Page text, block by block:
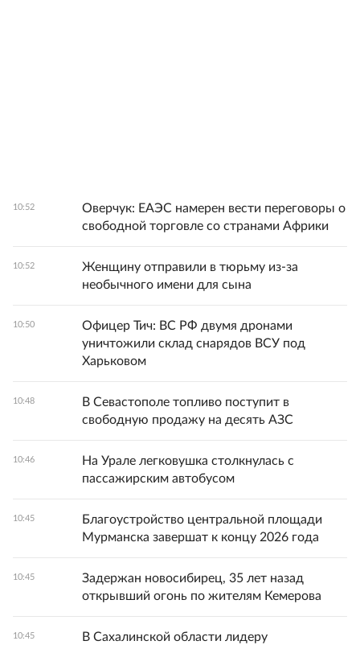
10:52
Оверчук: ЕАЭС намерен вести переговоры о
свободной торговле со странами Африки
10:52
Женщину отправили в тюрьму из-за
необычного имени для сына
10:50
Офицер Тич: ВС РФ двумя дронами
уничтожили склад снарядов ВСУ под
Харьковом
10:48
В Севастополе топливо поступит в
свободную продажу на десять АЗС
10:46
На Урале легковушка столкнулась с
пассажирским автобусом
10:45
Благоустройство центральной площади
Мурманска завершат к концу 2026 года
10:45
Задержан новосибирец, 35 лет назад
открывший огонь по жителям Кемерова
10:45
В Сахалинской области лидеру